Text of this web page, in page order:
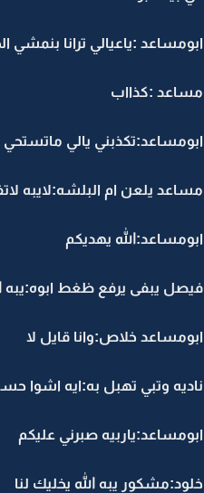
ابومساعد :ياعيالي ترانا بنمشي
مساعد :كذااب
ابومساعد:تكذبني يالي ماتستحي
مساعد يلعن ام البلشه:لايبه
ابومساعد:الله يهديكم
فيصل يبفى يرفع ظغط ابوه:يبه
ابومساعد خلاص:وانا قايل لا
ناديه وتبي تهبل به:ايه اشوا
ابومساعد:ياربيه صبرني عليكم
خلود:مشكور يبه الله يخليك لنا